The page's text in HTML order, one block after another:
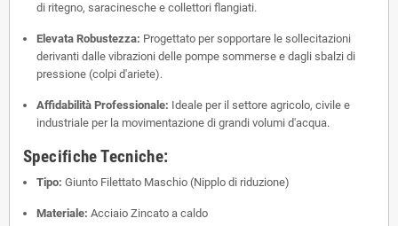
di ritegno, saracinesche e collettori flangiati.
Elevata Robustezza: Progettato per sopportare le sollecitazioni
derivanti dalle vibrazioni delle pompe sommerse e dagli sbalzi di
pressione (colpi d'ariete).
Affidabilità Professionale: Ideale per il settore agricolo, civile e
industriale per la movimentazione di grandi volumi d'acqua.
Specifiche Tecniche:
Tipo: Giunto Filettato Maschio (Nipplo di riduzione)
Materiale: Acciaio Zincato a caldo